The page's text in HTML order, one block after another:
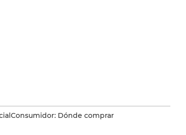
Consumidor: Dónde comprar